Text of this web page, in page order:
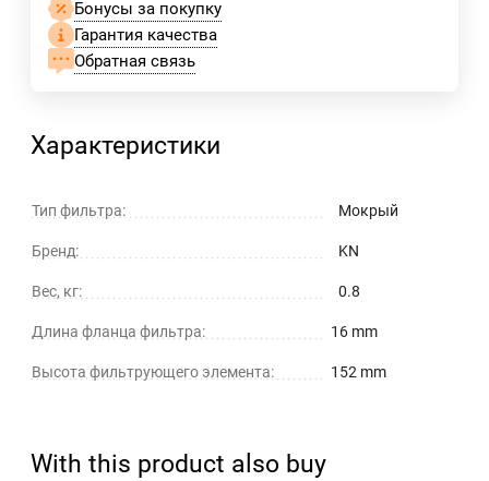
Бонусы за покупку
Гарантия качества
Обратная связь
Характеристики
Тип фильтра: Мокрый
Бренд: KN
Вес, кг: 0.8
Длина фланца фильтра: 16 mm
Высота фильтрующего элемента: 152 mm
With this product also buy